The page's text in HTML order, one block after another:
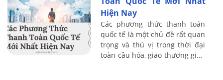
Hiện Nay
Các phương thức thanh toán
quốc tế là một chủ đề rất quan
trọng và thú vị trong thời đại
toàn cầu hóa, giao thương giữa